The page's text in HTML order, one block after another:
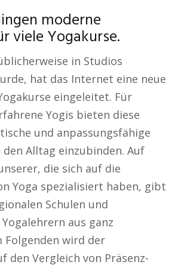
moderne
viele Yogakurse.
in Studios
hat das Internet eine neue
eingeleitet. Für
Yogis bieten diese
und anpassungsfähige
den Alltag einzubinden. Auf
die sich auf die
Yoga spezialisiert haben, gibt
Schulen und
aus ganz
Folgenden wird der
den Vergleich von Präsenz-